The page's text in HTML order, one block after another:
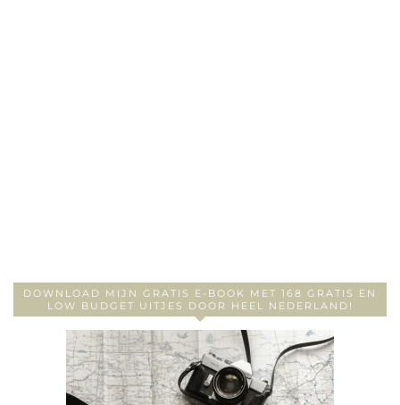
DOWNLOAD MIJN GRATIS E-BOOK MET 168 GRATIS EN
LOW BUDGET UITJES DOOR HEEL NEDERLAND!